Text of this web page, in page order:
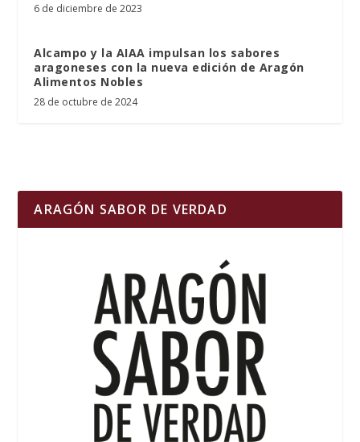
6 de diciembre de 2023
Alcampo y la AIAA impulsan los sabores
aragoneses con la nueva edición de Aragón
Alimentos Nobles
28 de octubre de 2024
ARAGÓN SABOR DE VERDAD